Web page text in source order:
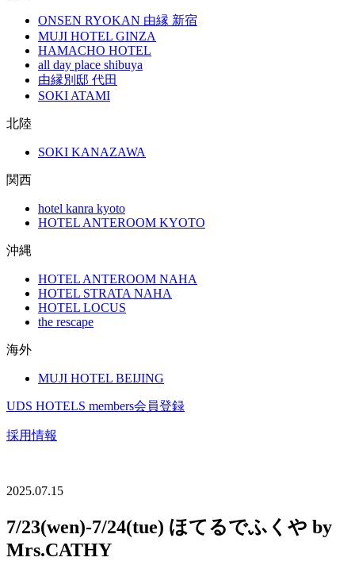
ONSEN RYOKAN 由縁 新宿
MUJI HOTEL GINZA
HAMACHO HOTEL
all day place shibuya
由縁別邸 代田
SOKI ATAMI
北陸
SOKI KANAZAWA
関西
hotel kanra kyoto
HOTEL ANTEROOM KYOTO
沖縄
HOTEL ANTEROOM NAHA
HOTEL STRATA NAHA
HOTEL LOCUS
the rescape
海外
MUJI HOTEL BEIJING
UDS HOTELS members会員登録
採用情報
2025.07.15
7/23(wen)-7/24(tue) ほてるでふくや by
Mrs.CATHY